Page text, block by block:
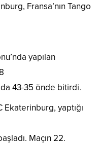
Fransa’nın Tango
yapılan
43-35 önde bitirdi.
Ekaterinburg, yaptığı
Maçın 22.